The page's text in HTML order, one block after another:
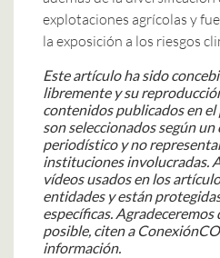
explotaciones agrícolas y
la exposición a los riesgos
Este artículo ha sido
libremente y su
contenidos publicados en
son seleccionados según
periodístico y no
instituciones involucradas.
vídeos usados en los
entidades y están
específicas. Agradeceremos
posible, citen a
información.